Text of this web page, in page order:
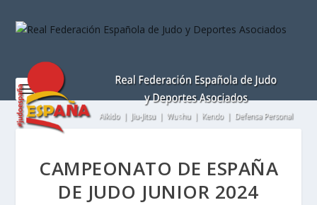
este
incluye
sistema
CAMPEONATO DE ESPAÑA
DE JUDO JUNIOR 2024